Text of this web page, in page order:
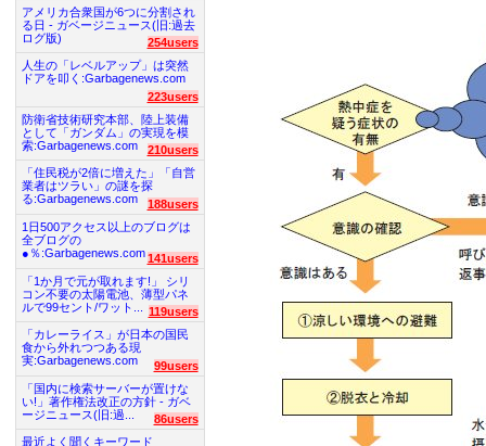
アメリカ合衆国が6つに分割され
る日 - ガベージニュース(旧:過去
ログ版)
254users
人生の「レベルアップ」は突然
ドアを叩く:Garbagenews.com
223users
防衛省技術研究本部、陸上装備
として「ガンダム」の実現を模
索:Garbagenews.com
210users
「住民税が2倍に増えた」「自営
業者はツラい」の謎を探
る:Garbagenews.com
188users
1日500アクセス以上のブログは
全ブログの
●％:Garbagenews.com 141users
「1か月で元が取れます!」 シリ
コン不要の太陽電池、薄型パネ
ルで99セント/ワット...
119users
「カレーライス」が日本の国民
食から外れつつある現
実:Garbagenews.com
99users
「国内に検索サーバーが置けな
い!」著作権法改正の方針 - ガベ
ージニュース(旧:過...
86users
最近よく聞くキーワード